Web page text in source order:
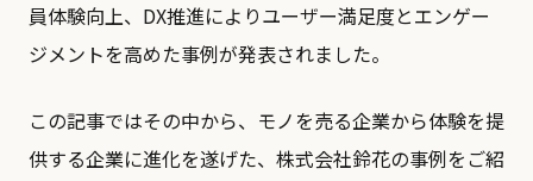
員体験向上、DX推進によりユーザー満足度とエンゲー
ジメントを高めた事例が発表されました。
この記事ではその中から、モノを売る企業から体験を提
供する企業に進化を遂げた、株式会社鈴花の事例をご紹